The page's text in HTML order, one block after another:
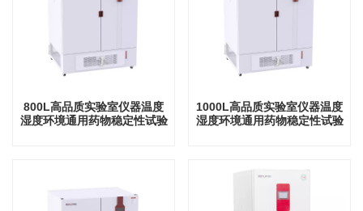
800L高品质实验室仪器温度
湿度环境通用药物稳定性试验
1000L高品质实验室仪器温度
湿度环境通用药物稳定性试验